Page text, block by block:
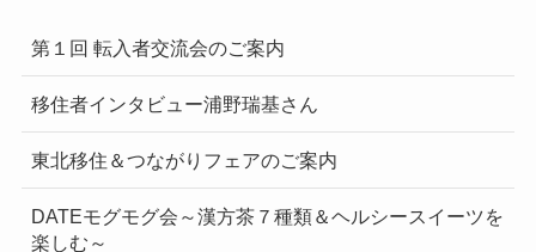
第１回 転入者交流会のご案内
移住者インタビュー浦野瑞基さん
東北移住＆つながりフェアのご案内
DATEモグモグ会～漢方茶７種類＆ヘルシースイーツを
楽しむ～